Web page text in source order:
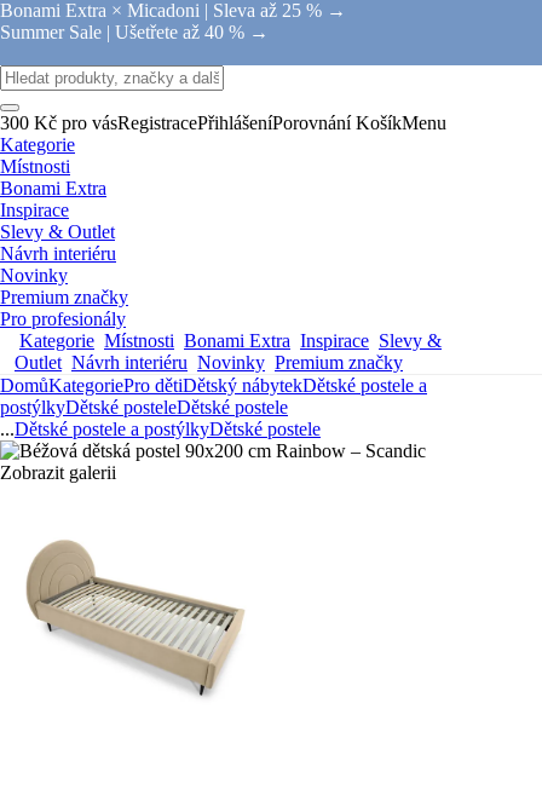
Bonami Extra × Micadoni | Sleva až 25 % →
Summer Sale | Ušetřete až 40 % →
300 Kč pro vásRegistracePřihlášeníPorovnání KošíkMenu
Kategorie
Místnosti
Bonami Extra
Inspirace
Slevy & Outlet
Návrh interiéru
Novinky
Premium značky
Pro profesionály
Kategorie Místnosti Bonami Extra Inspirace Slevy &
Outlet Návrh interiéru Novinky Premium značky
DomůKategoriePro dětiDětský nábytekDětské postele a
postýlkyDětské posteleDětské postele
...Dětské postele a postýlkyDětské postele
Zobrazit galerii